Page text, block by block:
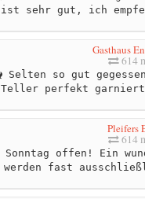
ist sehr gut, ich
Gasthaus
614
Selten so gut
Teller perfekt
Pleifers
614
Sonntag offen! Ein
werden fast